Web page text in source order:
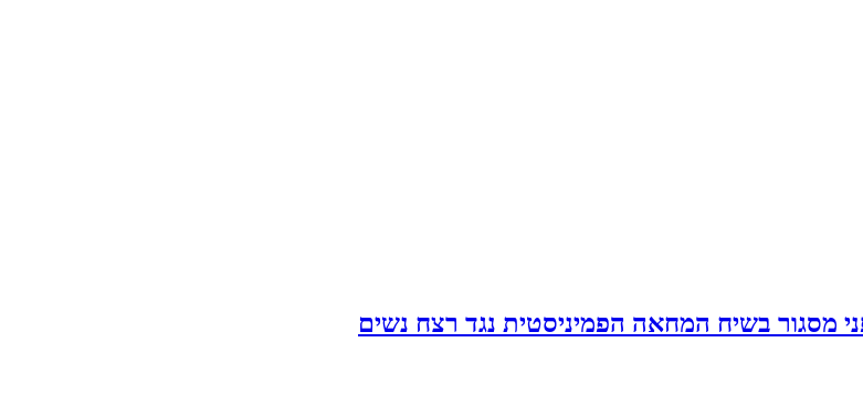
מסגור בשיח המחאה הפמיניסטית נגד רצח נשים